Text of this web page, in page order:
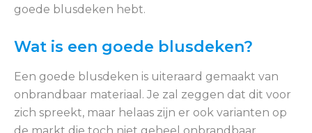
goede blusdeken hebt.
Wat is een goede blusdeken?
Een goede blusdeken is uiteraard gemaakt van
onbrandbaar materiaal. Je zal zeggen dat dit voor
zich spreekt, maar helaas zijn er ook varianten op